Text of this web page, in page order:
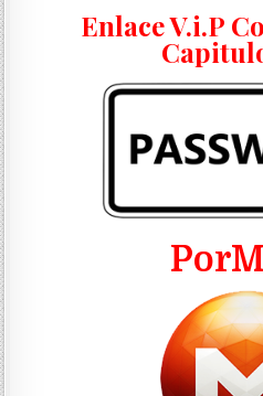
Enlace V.i.P